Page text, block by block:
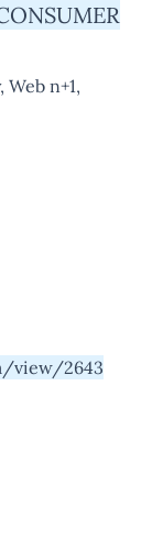
n+1,
view/2643